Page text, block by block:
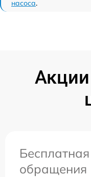
насоса.
обращения